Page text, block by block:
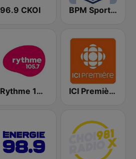
96.9 CKOI BPM Sports 91.9 FM
Rythme 105.7 FM ICI Première Montréal